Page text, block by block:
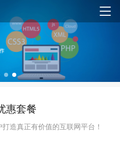
惠套餐
造真正有价值的互联网平台！